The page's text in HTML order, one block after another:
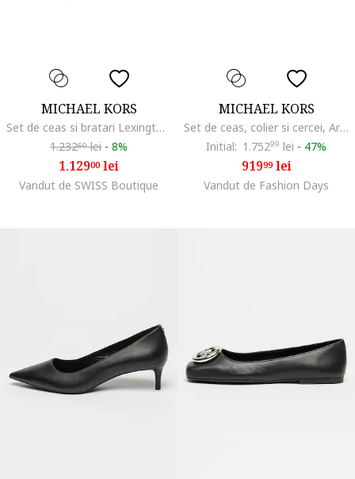
MICHAEL KORS
Set de ceas si bratari Lexington - 3 piese, Auriu
1.23260lei - 8%
1.12900lei
Vandut de SWISS Boutique
MICHAEL KORS
Set de ceas, colier si cercei, Argintiu
Initial: 1.75299 lei - 47%
91999lei
Vandut de Fashion Days